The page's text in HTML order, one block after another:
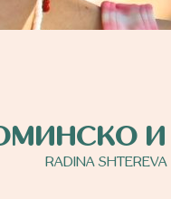
И
RADINA SHTEREVA